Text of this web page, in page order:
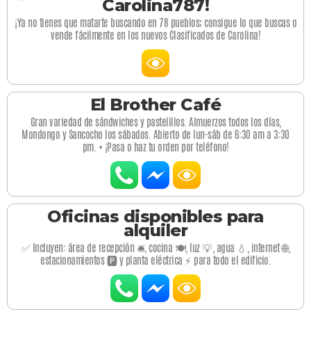
Carolina787!
¡Ya no tienes que matarte buscando en 78 pueblos; consigue lo que buscas o
vende fácilmente en los nuevos Clasificados de Carolina!
El Brother Café
Gran variedad de sándwiches y pastelillos. Almuerzos todos los días,
Mondongo y Sancocho los sábados. Abierto de lun-sáb de 6:30 am a 3:30
pm. • ¡Pasa o haz tu orden por teléfono!
Oficinas disponibles para
alquiler
✅ Incluyen: área de recepción 🛎️, cocina 🍽️, luz 💡, agua 💧, internet 🌐,
estacionamientos 🅿️ y planta eléctrica ⚡ para todo el edificio.